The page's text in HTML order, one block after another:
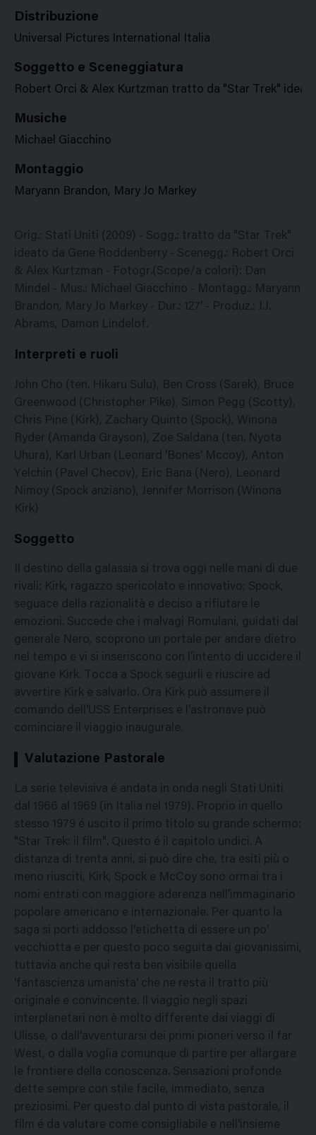
Distribuzione
Universal Pictures International Italia
Soggetto e Sceneggiatura
Robert Orci & Alex Kurtzman tratto da "Star Trek"
Musiche
Michael Giacchino
Montaggio
Maryann Brandon, Mary Jo Markey
Orig.: Stati Uniti (2009) - Sogg.: tratto da "Star Trek"
ideato da Gene Roddenberry - Scenegg.: Robert Orci
& Alex Kurtzman - Fotogr.(Scope/a colori): Dan
Mindel - Mus.: Michael Giacchino - Montagg.: Maryann
Brandon, Mary Jo Markey - Dur.: 127' - Produz.: J.J.
Abrams, Damon Lindelof.
Interpreti e ruoli
John Cho (ten. Hikaru Sulu), Ben Cross (Sarek), Bruce
Greenwood (Christopher Pike), Simon Pegg (Scotty),
Chris Pine (Kirk), Zachary Quinto (Spock), Winona
Ryder (Amanda Grayson), Zoe Saldana (ten. Nyota
Uhura), Karl Urban (Leonard 'Bones' Mccoy), Anton
Yelchin (Pavel Checov), Eric Bana (Nero), Leonard
Nimoy (Spock anziano), Jennifer Morrison (Winona
Kirk)
Soggetto
Il destino della galassia si trova oggi nelle mani di due
rivali: Kirk, ragazzo spericolato e innovativo; Spock,
seguace della razionalità e deciso a rifiutare le
emozioni. Succede che i malvagi Romulani, guidati dal
generale Nero, scoprono un portale per andare dietro
nel tempo e vi si inseriscono con l'intento di uccidere il
giovane Kirk. Tocca a Spock seguirli e riuscire ad
avvertire Kirk e salvarlo. Ora Kirk può assumere il
comando dell'USS Enterprises e l'astronave può
cominciare il viaggio inaugurale.
Valutazione Pastorale
La serie televisiva é andata in onda negli Stati Uniti
dal 1966 al 1969 (in Italia nel 1979). Proprio in quello
stesso 1979 é uscito il primo titolo su grande schermo:
"Star Trek: il film". Questo é il capitolo undici. A
distanza di trenta anni, si può dire che, tra esiti più o
meno riusciti, Kirk, Spock e McCoy sono ormai tra i
nomi entrati con maggiore aderenza nell'immaginario
popolare americano e internazionale. Per quanto la
saga si porti addosso l'etichetta di essere un po'
vecchiotta e per questo poco seguita dai giovanissimi,
tuttavia anche qui resta ben visibile quella
'fantascienza umanista' che ne resta il tratto più
originale e convincente. Il viaggio negli spazi
interplanetari non è molto differente dai viaggi di
Ulisse, o dall'avventurarsi dei primi pioneri verso il far
West, o dalla voglia comunque di partire per allargare
le frontiere della conoscenza. Sensazioni profonde
dette sempre con stile facile, immediato, senza
preziosimi. Per questo dal punto di vista pastorale, il
film é da valutare come consigliabile e nell'insieme